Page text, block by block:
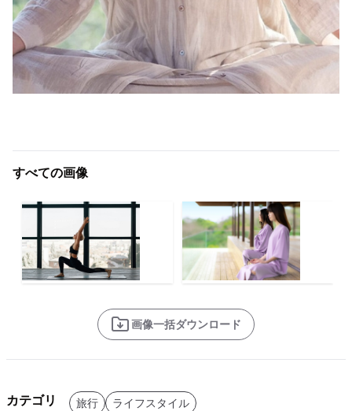
すべての画像
画像一括ダウンロード
カテゴリ 旅行 ライフスタイル